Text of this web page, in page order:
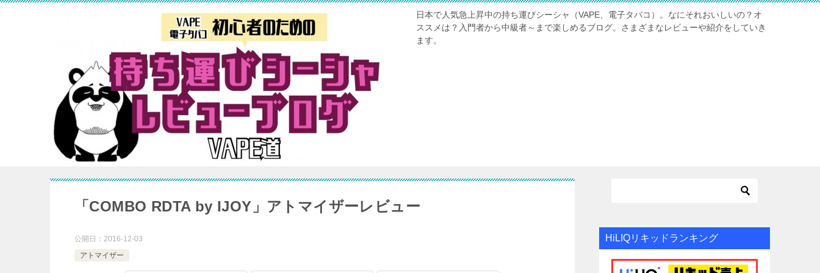
日本で人気急上昇中の持ち運びシーシャ（VAPE、電子タバコ）。なにそれおいしいの？オ
ススメは？入門者から中級者～まで楽しめるブログ。さまざまなレビューや紹介をしていき
ます。
「COMBO RDTA by IJOY」アトマイザーレビュー
公開日： 2016-12-03
アトマイザー
HiLIQリキッドランキング